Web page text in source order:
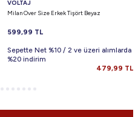
VOLTAJ
Milan Over Size Erkek Tişört Beyaz
599,99 TL
Sepette Net %10 / 2 ve üzeri alımlarda
%20 indirim
479,99 TL